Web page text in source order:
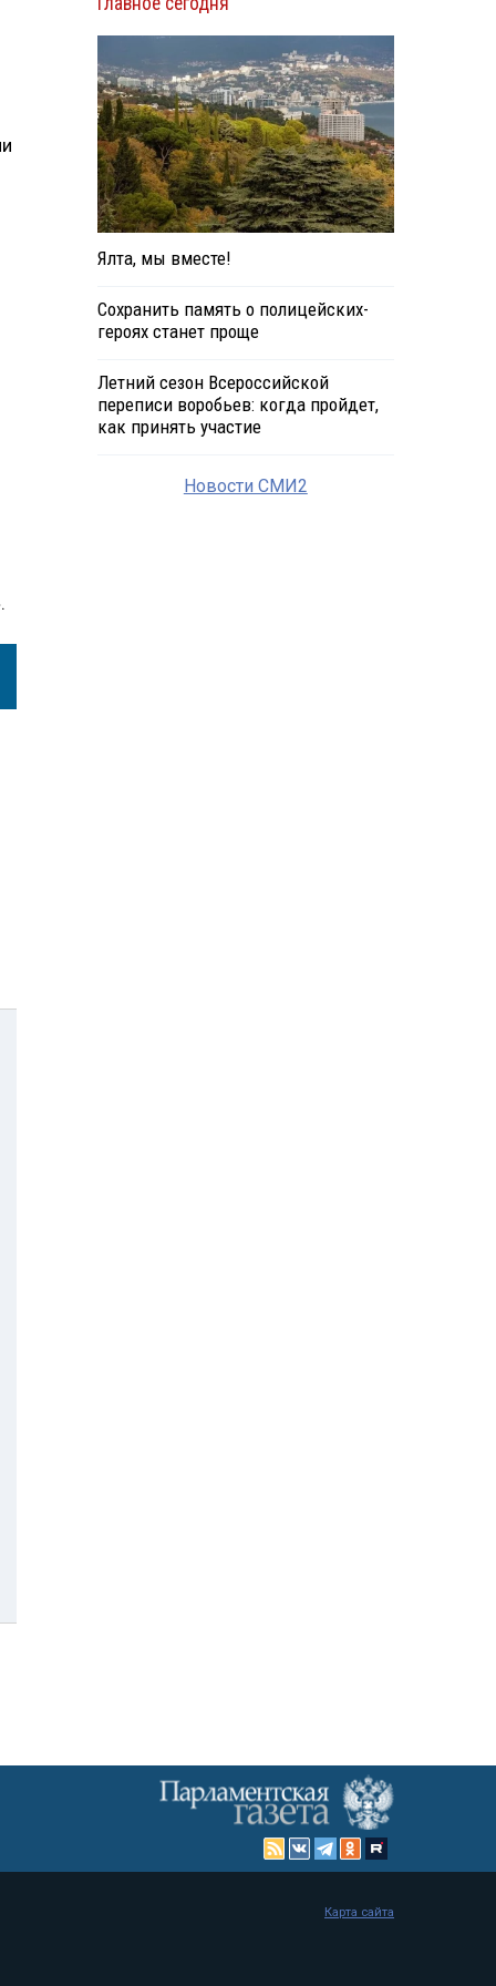
Ялта, мы вместе!
Сохранить память о полицейских-
героях станет проще
Летний сезон Всероссийской
переписи воробьев: когда пройдет,
как принять участие
Новости СМИ2
Карта сайта